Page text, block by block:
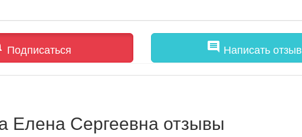
Подписаться comment Написать отзыв
Елена Сергеевна отзывы